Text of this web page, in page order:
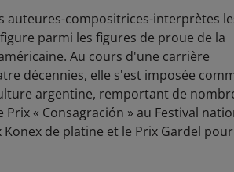
auteures-compositrices-interprètes
parmi les figures de proue de la
Au cours d'une carrière
décennies, elle s'est imposée
argentine, remportant de
« Consagración » au Festival
de platine et le Prix Gardel pour